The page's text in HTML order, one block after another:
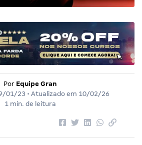
Por Equipe Gran
01/23 • Atualizado em 10/02/26
1 min. de leitura